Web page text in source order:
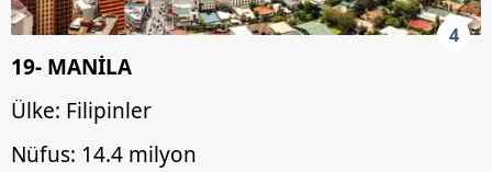
4
19- MANİLA
Ülke: Filipinler
Nüfus: 14.4 milyon